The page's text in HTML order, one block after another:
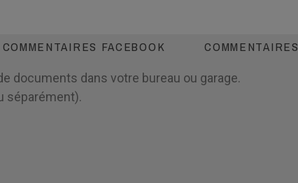
COMMENTAIRES FACEBOOK COMMENTAIRES
documents dans votre bureau ou garage.
séparément).